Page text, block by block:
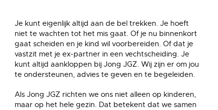
Je kunt eigenlijk altijd aan de bel trekken. Je hoeft
niet te wachten tot het mis gaat. Of je nu binnenkort
gaat scheiden en je kind wil voorbereiden. Of dat je
vastzit met je ex-partner in een vechtscheiding. Je
kunt altijd aankloppen bij Jong JGZ. Wij zijn er om jou
te ondersteunen, advies te geven en te begeleiden.
Als Jong JGZ richten we ons niet alleen op kinderen,
maar op het hele gezin. Dat betekent dat we samen